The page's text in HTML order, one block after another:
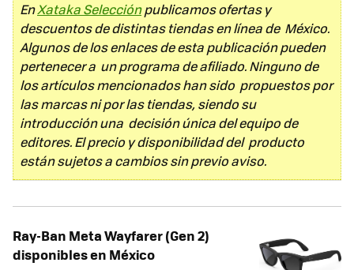
EnXataka Selecciónpublicamos ofertas y
descuentos de distintas tiendas en línea de México.
Algunos de los enlaces de esta publicación pueden
pertenecer a un programa de afiliado. Ninguno de
los artículos mencionados han sido propuestos por
las marcas ni por las tiendas, siendo su
introducción una decisión única del equipo de
editores. El precio y disponibilidad del producto
están sujetos a cambios sin previo aviso.
Ray-Ban Meta Wayfarer (Gen 2)
disponibles en México